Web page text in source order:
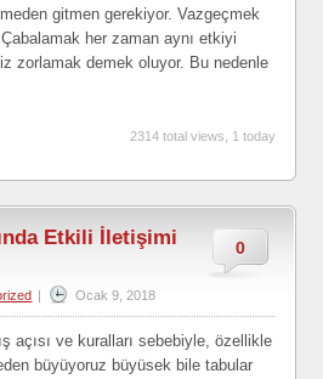
gitmen gerekiyor. Vazgeçmek
her zaman aynı etkiyi
zorlamak demek oluyor. Bu nedenle
2314 total views, 1 today
0
Etkili İletişimi
| Ocak 9, 2018
açısı ve kuralları sebebiyle, özellikle
büyüyoruz büyüsek bile tabular